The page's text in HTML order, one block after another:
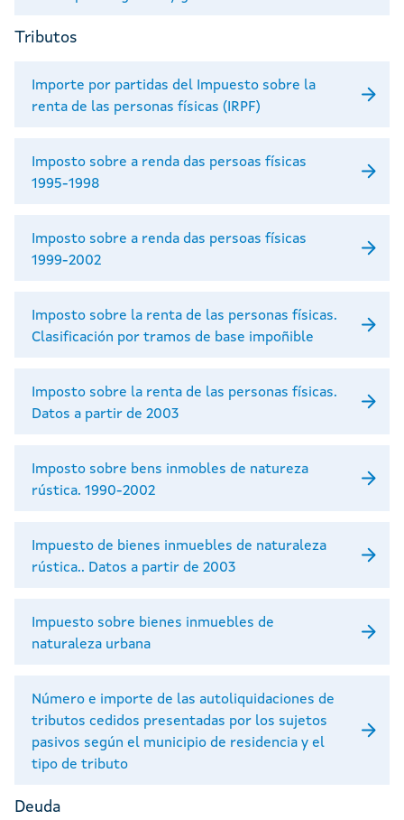
Tributos
Importe por partidas del Impuesto sobre la
renta de las personas físicas (IRPF)
Imposto sobre a renda das persoas físicas
1995-1998
Imposto sobre a renda das persoas físicas
1999-2002
Imposto sobre la renta de las personas físicas.
Clasificación por tramos de base impoñible
Imposto sobre la renta de las personas físicas.
Datos a partir de 2003
Imposto sobre bens inmobles de natureza
rústica. 1990-2002
Impuesto de bienes inmuebles de naturaleza
rústica.. Datos a partir de 2003
Impuesto sobre bienes inmuebles de
naturaleza urbana
Número e importe de las autoliquidaciones de
tributos cedidos presentadas por los sujetos
pasivos según el municipio de residencia y el
tipo de tributo
Deuda